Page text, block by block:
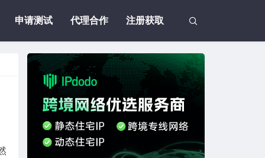
申请测试 代理合作 注册获取